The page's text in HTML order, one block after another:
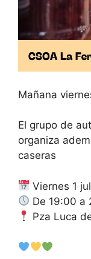
Mañana
El grupo de
organiza
caseras
Viernes 1
De 19:00 a
Pza Luca